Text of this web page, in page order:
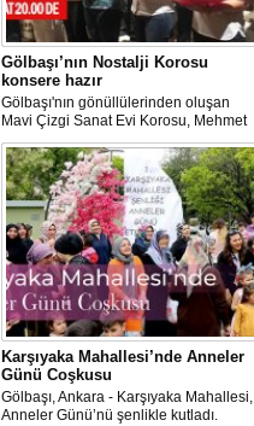
Gölbaşı’nın Nostalji Korosu
konsere hazır
Gölbaşı'nın gönüllülerinden oluşan
Mavi Çizgi Sanat Evi Korosu, Mehmet
Akif Ersoy Kültür Merkezi’nde vereceği
konsere hızır.
Karşıyaka Mahallesi’nde Anneler
Günü Coşkusu
Gölbaşı, Ankara - Karşıyaka Mahallesi,
Anneler Günü’nü şenlikle kutladı.